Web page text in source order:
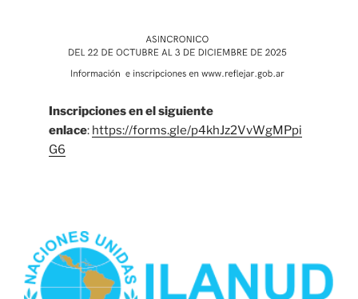
Inscripciones en el siguiente
enlace: https://forms.gle/p4khJz2VvWgMPpi
G6